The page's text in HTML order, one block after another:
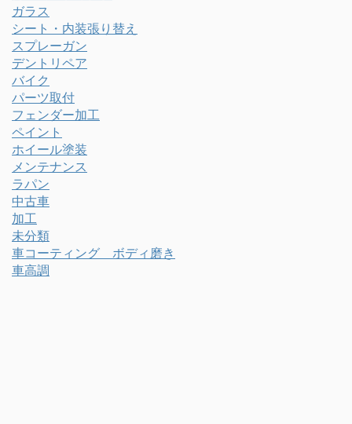
ガラス
シート・内装張り替え
スプレーガン
デントリペア
バイク
パーツ取付
フェンダー加工
ペイント
ホイール塗装
メンテナンス
ラパン
中古車
加工
未分類
車コーティング ボディ磨き
車高調